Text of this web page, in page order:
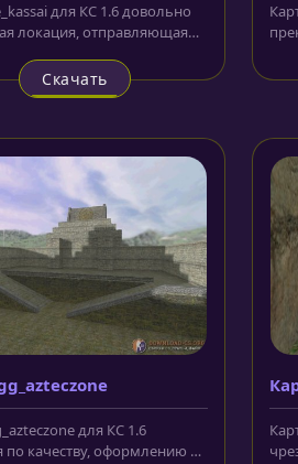
для КС 1.6 довольно
локация, отправляющая
Скачать
для КС 1.6
по качеству, оформлению и